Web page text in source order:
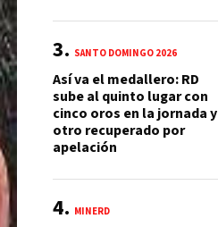
SANTO DOMINGO 2026
Así va el medallero: RD
sube al quinto lugar con
cinco oros en la jornada y
otro recuperado por
apelación
MINERD